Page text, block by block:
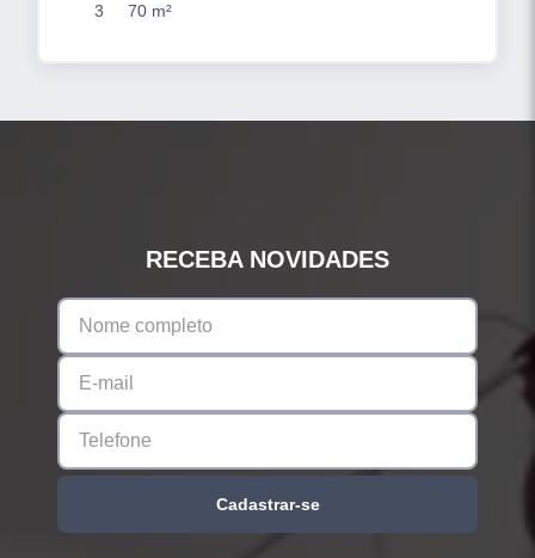
3 70 m²
RECEBA NOVIDADES
Cadastrar-se